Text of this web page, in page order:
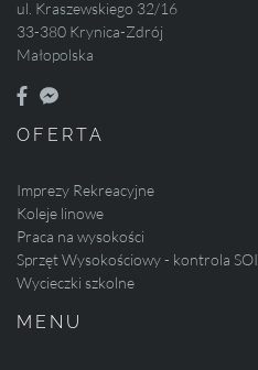
ul. Kraszewskiego 32/16
33-380 Krynica-Zdrój
Małopolska
OFERTA
Imprezy Rekreacyjne
Koleje linowe
Praca na wysokości
Sprzęt Wysokościowy - kontrola SOI
Wycieczki szkolne
MENU